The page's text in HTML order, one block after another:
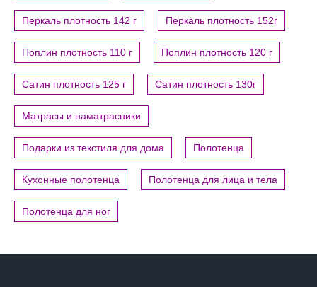
Перкаль плотность 142 г Перкаль плотность 152г
Поплин плотность 110 г Поплин плотность 120 г
Сатин плотность 125 г Сатин плотность 130г
Матрасы и наматрасники
Подарки из текстиля для дома Полотенца
Кухонные полотенца Полотенца для лица и тела
Полотенца для ног